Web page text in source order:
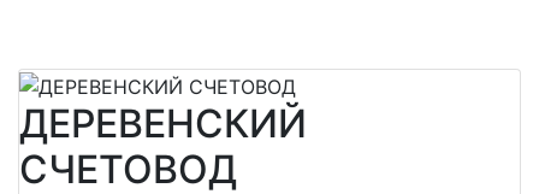
ДЕРЕВЕНСКИЙ
СЧЕТОВОД